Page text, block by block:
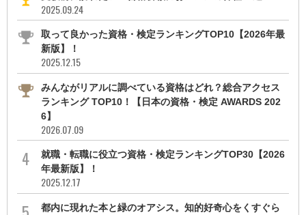
2025.09.24
取って良かった資格・検定ランキングTOP10【2026年最
新版】！
2025.12.15
みんながリアルに調べている資格はどれ？総合アクセス
ランキング TOP10！【日本の資格・検定 AWARDS 202
6】
2026.07.09
就職・転職に役立つ資格・検定ランキングTOP30【2026
年最新版】！
2025.12.17
都内に現れた本と緑のオアシス。知的好奇心をくすぐら